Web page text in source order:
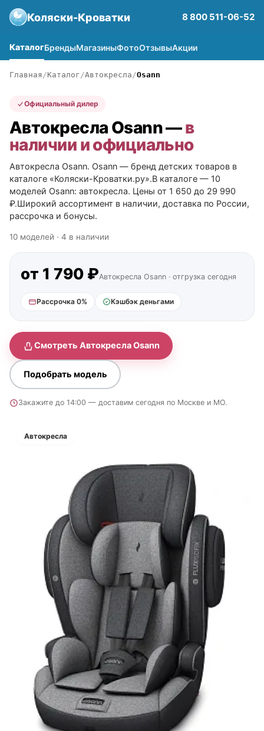
Коляски-Кроватки 8 800 511-06-52
КаталогБрендыМагазиныФотоОтзывыАкции
Главная Каталог Автокресла Osann
Официальный дилер
Автокресла Osann —в
наличии и официально
Автокресла Osann. Osann — бренд детских товаров в
каталоге «Коляски-Кроватки.ру».В каталоге — 10
моделей Osann: автокресла. Цены от 1 650 до 29 990
₽.Широкий ассортимент в наличии, доставка по России,
рассрочка и бонусы.
10 моделей · 4 в наличии
от 1 790 ₽Автокресла Osann · отгрузка сегодня
Рассрочка 0% Кэшбэк деньгами
Смотреть Автокресла Osann
Подобрать модель
Закажите до 14:00 — доставим сегодня по Москве и МО.
Автокресла